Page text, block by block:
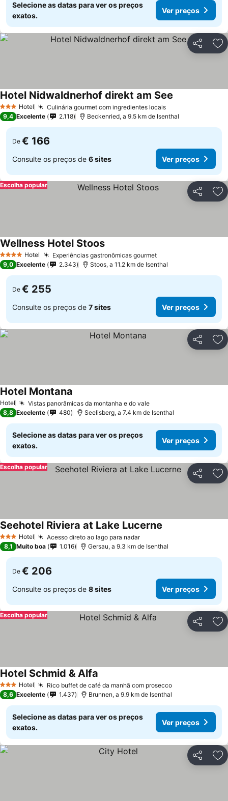
Selecione as datas para ver os preços
exatos.
Ver preços
Partilhar
3 EstrelasHotel Culinária gourmet com ingredientes locais
Hotel Nidwaldnerhof direkt am See
9,4 Excelente 2.118 Beckenried, a 9.5 km de Isenthal
De € 166
Consulte os preços de 6 sites Ver preços
Partilhar
Escolha popular
4 EstrelasHotel Experiências gastronômicas gourmet
Wellness Hotel Stoos
9,0 Excelente 2.343 Stoos, a 11.2 km de Isenthal
De € 255
Consulte os preços de 7 sites Ver preços
Partilhar
Hotel Vistas panorâmicas da montanha e do vale
Hotel Montana
8,8 Excelente 480 Seelisberg, a 7.4 km de Isenthal
Selecione as datas para ver os preços
exatos.
Ver preços
Partilhar
Escolha popular
3 EstrelasHotel Acesso direto ao lago para nadar
Seehotel Riviera at Lake Lucerne
8,1 Muito boa 1.016 Gersau, a 9.3 km de Isenthal
De € 206
Consulte os preços de 8 sites Ver preços
Partilhar
Escolha popular
3 EstrelasHotel Rico buffet de café da manhã com prosecco
Hotel Schmid & Alfa
8,6 Excelente 1.437 Brunnen, a 9.9 km de Isenthal
Selecione as datas para ver os preços
exatos.
Ver preços
Partilhar